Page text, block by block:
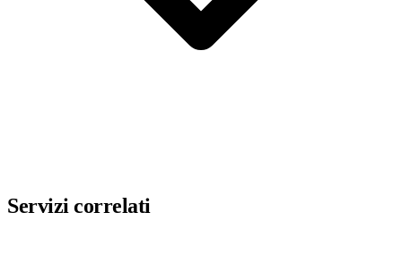
Servizi correlati